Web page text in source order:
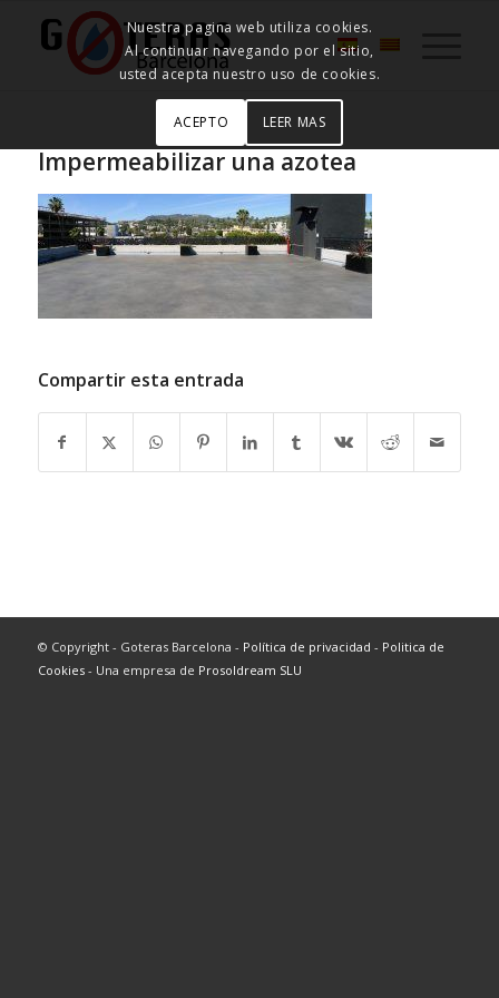
Impermeabilizar una azotea
Compartir esta entrada
© Copyright - Goteras Barcelona - Política de privacidad - Politica de
Cookies- Una empresa de Prosoldream SLU
Nuestra pagina web utiliza cookies.
Al continuar navegando por el sitio,
usted acepta nuestro uso de cookies.
ACEPTO LEER MAS